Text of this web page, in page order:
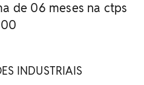
de 06 meses na ctps
INDUSTRIAIS